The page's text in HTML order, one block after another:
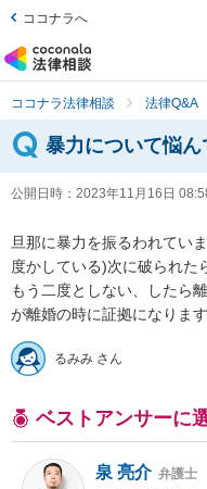
ココナラへ
ココナラ法律相談 法律Q&A
暴力について悩ん
公開日時： 2023年11月16日
旦那に暴力を振るわれてい
度かしている)次に破られた
もう二度としない、したら
が離婚の時に証拠になります
るみみ さん
ベストアンサーに
泉 亮介 弁護士